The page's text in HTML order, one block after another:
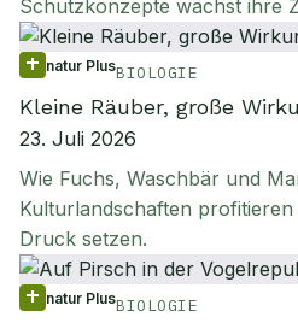
Schutzkonzepte wächst ihre
natur PlusBIOLOGIE
Kleine Räuber, große
23. Juli 2026
Wie Fuchs, Waschbär und
Kulturlandschaften
Druck setzen.
natur PlusBIOLOGIE